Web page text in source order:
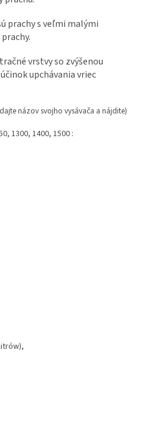
prachy s veľmi malými
vrstvy so zvýšenou
upchávania vriec
názov svojho vysávača a nájdite)
1300, 1400, 1500 :